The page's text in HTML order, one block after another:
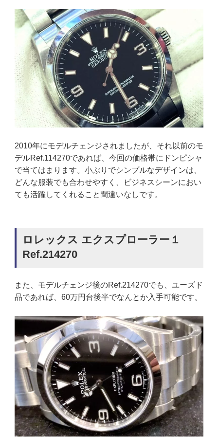
2010年にモデルチェンジされましたが、それ以前のモ
デルRef.114270であれば、今回の価格帯にドンピシャ
で当てはまります。小ぶりでシンプルなデザインは、
どんな服装でも合わせやすく、ビジネスシーンにおい
ても活躍してくれること間違いなしです。
ロレックス エクスプローラー１
Ref.214270
また、モデルチェンジ後のRef.214270でも、ユーズド
品であれば、60万円台後半でなんとか入手可能です。